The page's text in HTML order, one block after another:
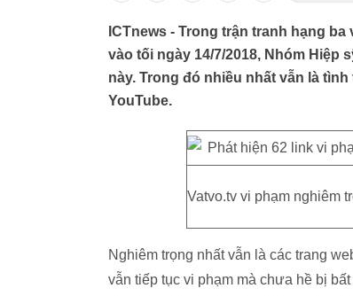
ICTnews - Trong trận tranh hạng
vào tối ngày 14/7/2018, Nhóm Hiệp
này. Trong đó nhiều nhất vẫn là
YouTube.
Vatvo.tv vi phạm nghiêm
Nghiêm trọng nhất vẫn là các trang
vẫn tiếp tục vi phạm mà chưa hề bị